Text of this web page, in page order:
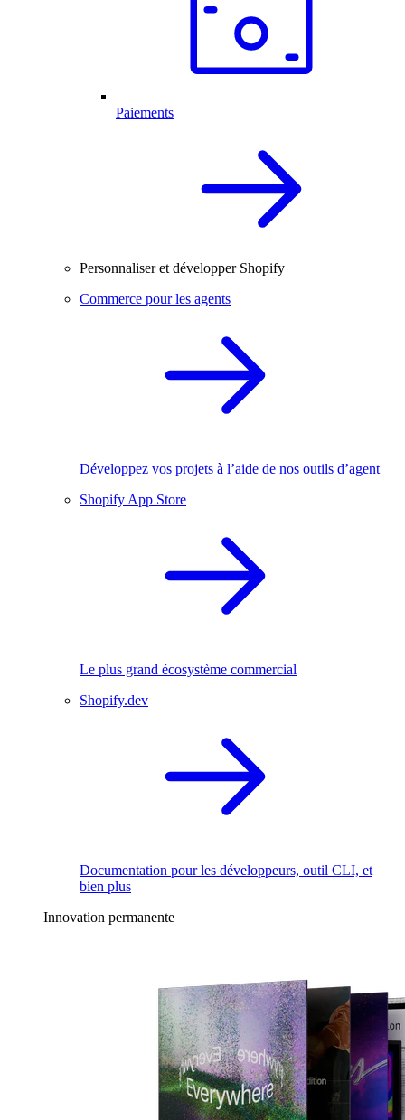
Paiements
Personnaliser et développer Shopify
Commerce pour les agents
Développez vos projets à l’aide de nos outils d’agent
Shopify App Store
Le plus grand écosystème commercial
Shopify.dev
Documentation pour les développeurs, outil CLI, et
bien plus
Innovation permanente